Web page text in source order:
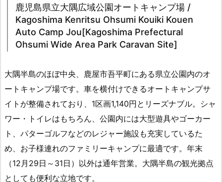
鹿児島県立大隅広域公園オートキャンプ場 /
Kagoshima Kenritsu Ohsumi Kouiki Kouen
Auto Camp Jou[Kagoshima Prefectural
Ohsumi Wide Area Park Caravan Site]
大隅半島のほぼ中央、鹿屋市吾平町にある県立公園内のオ
ートキャンプ場です。車を横付けできるオートキャンプサ
イトが整備されており、1区画1,140円とリーズナブル。シャ
ワー・トイレはもちろん、公園内には大型遊具やゴーカー
ト、パターゴルフなどのレジャー施設も充実しているた
め、お子様連れのファミリーキャンプに最適です。年末
（12月29日～31日）以外は通年営業。大隅半島の観光拠点
としても便利な立地です。